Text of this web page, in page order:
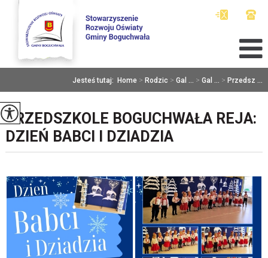
Jesteś tutaj: Home > Rodzic > Gal ... > Gal ... > Przedsz ...
PRZEDSZKOLE BOGUCHWAŁA REJA:
DZIEŃ BABCI I DZIADZIA